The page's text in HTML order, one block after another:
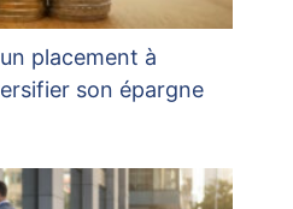
placement à
son épargne